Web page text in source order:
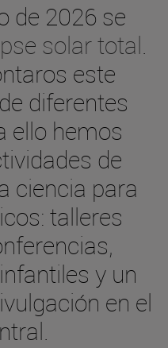
de 2026 se
solar total.
este
diferentes
ello hemos
de
ciencia para
talleres
y un
en el